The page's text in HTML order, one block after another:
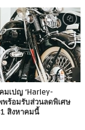
มเปญ ‘Harley-
พร้อมรับส่วนลดพิเศษ
สิงหาคมนี้